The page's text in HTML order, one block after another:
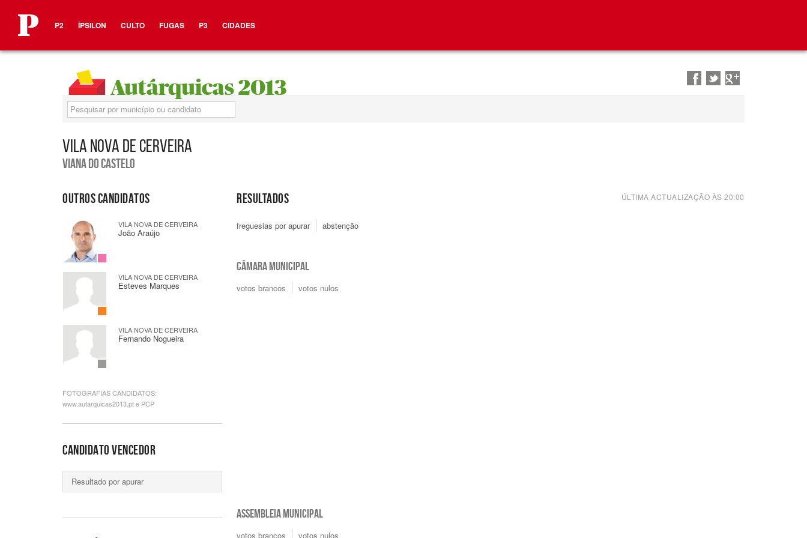
Em destaque
P2 ÍPSILON CULTO FUGAS P3 CIDADES
Autárquicas 2013
Partilhar
no
Partilhar
no
Partilhar
no
Pesquisa
VILA NOVA DE CERVEIRA
VIANA DO CASTELO
OUTROS CANDIDATOS
VILA NOVA DE CERVEIRA
João Araújo
VILA NOVA DE CERVEIRA
Esteves Marques
VILA NOVA DE CERVEIRA
Fernando Nogueira
FOTOGRAFIAS CANDIDATOS:
www.autarquicas2013.pt e PCP
CANDIDATO VENCEDOR
Resultado por apurar
RESULTADOS ÚLTIMA ACTUALIZAÇÃO ÀS20:00
freguesias por apurar abstenção
CÂMARA MUNICIPAL
votos brancos votos nulos
ASSEMBLEIA MUNICIPAL
votos brancos votos nulos